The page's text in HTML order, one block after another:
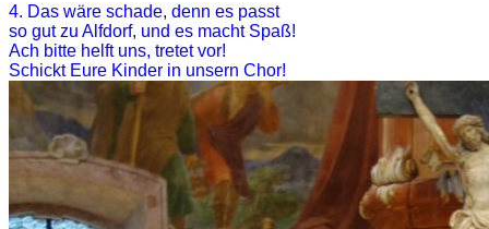
4. Das wäre schade, denn es passt
so gut zu Alfdorf, und es macht Spaß!
Ach bitte helft uns, tretet vor!
Schickt Eure Kinder in unsern Chor!